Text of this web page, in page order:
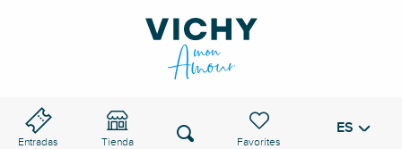
Entradas Tienda
Voir les favoris
Buscar ES